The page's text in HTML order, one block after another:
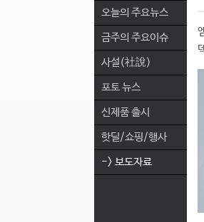
오늘의 주요뉴스
금주의 주요이슈
사설(社說)
포토 뉴스
신제품 출시
핫딜/쇼핑/행사
-> 보도자료